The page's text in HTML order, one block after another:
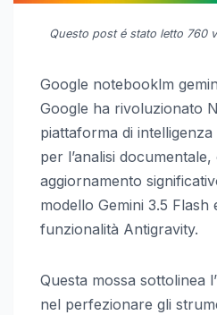
Questo post é stato letto 760
Google notebooklm
Google ha rivoluzionato
piattaforma di
per l’analisi
aggiornamento
modello Gemini 3.5 Flash
funzionalità Antigravity.
Questa mossa sottolinea
nel perfezionare gli